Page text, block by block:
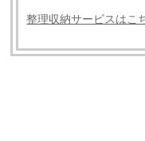
整理収納サービスはこ